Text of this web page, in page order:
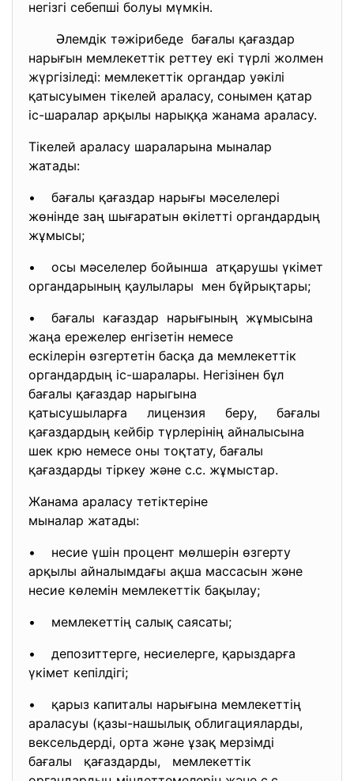
негізгі себепші болуы мүмкін.
Әлемдік тәжірибеде бағалы қағаздар
нарығын мемлекеттік реттеу екі түрлі жолмен
жүргізіледі: мемлекеттік органдар уәкілі
қатысуымен тікелей араласу, сонымен қатар
іс-шаралар арқылы нарыққа жанама араласу.
Тікелей араласу шараларына мыналар
жатады:
• бағалы қағаздар нарығы мәселелері
жөнінде заң шығаратын өкілетті органдардың
жұмысы;
• осы мәселелер бойынша атқарушы үкімет
органдарының қаулылары мен бұйрықтары;
• бағалы кағаздар нарығының жұмысына
жаңа ережелер енгізетін немесе
ескілерін өзгертетін басқа да мемлекеттік
органдардың іс-шаралары. Негізінен бұл
бағалы қағаздар нарыгына
қатысушыларға лицензия беру, бағалы
қағаздардың кейбір түрлерінің айналысына
шек крю немесе оны тоқтату, бағалы
қағаздарды тіркеу және с.с. жұмыстар.
Жанама араласу тетіктеріне
мыналар жатады:
• несие үшін процент мөлшерін өзгерту
арқылы айналымдағы ақша массасын және
несие көлемін мемлекеттік бақылау;
• мемлекеттің салық саясаты;
• депозиттерге, несиелерге, қарыздарға
үкімет кепілдігі;
• қарыз капиталы нарығына мемлекеттің
араласуы (қазы-нашылық облигацияларды,
вексельдерді, орта және ұзақ мерзімді
бағалы қағаздарды, мемлекеттік